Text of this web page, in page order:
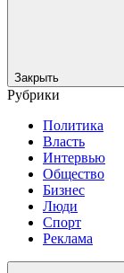
Закрыть
Рубрики
Политика
Власть
Интервью
Общество
Бизнес
Люди
Спорт
Реклама